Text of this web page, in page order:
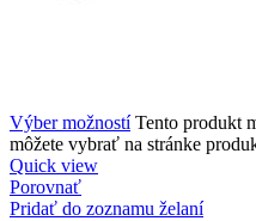
Výber možností Tento produkt
môžete vybrať na stránke
Quick view
Porovnať
Pridať do zoznamu želaní